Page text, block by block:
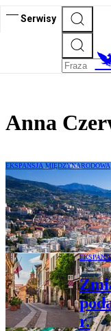
Serwisy
Anna
EKSPANSJA MIĘDZYNARODOWA
Nowi
zasady
stycznia 2024
r.